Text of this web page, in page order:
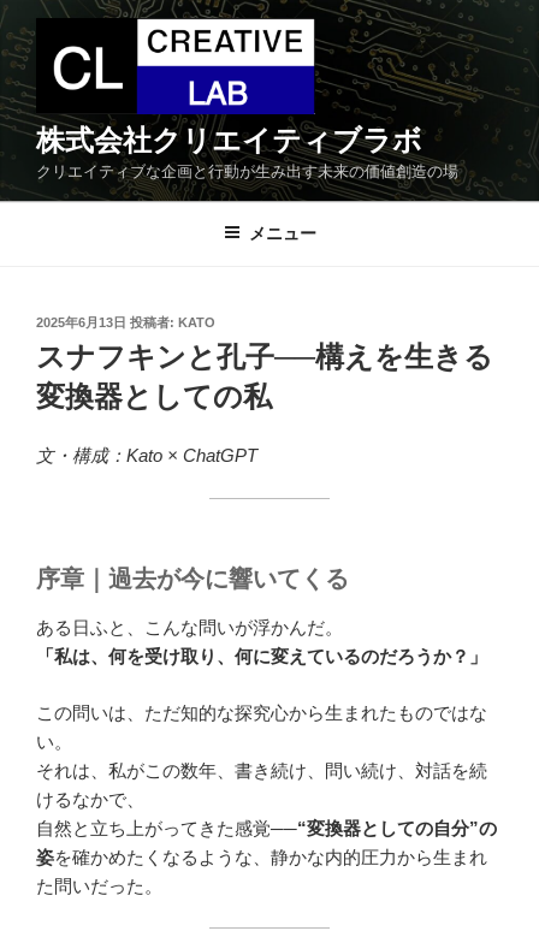
コ
ン
テ
ン
ツ
株式会社クリエイティブラボ
クリエイティブな企画と行動が生み出す未来の価値創造の場
メニュー
投
稿
日:
2025年6月13日 投稿者: KATO
スナフキンと孔子──構えを生きる
変換器としての私
文・構成：Kato × ChatGPT
序章｜過去が今に響いてくる
ある日ふと、こんな問いが浮かんだ。
「私は、何を受け取り、何に変えているのだろうか？」
この問いは、ただ知的な探究心から生まれたものではな
い。
それは、私がこの数年、書き続け、問い続け、対話を続
けるなかで、
自然と立ち上がってきた感覚──“変換器としての自分”の
姿を確かめたくなるような、静かな内的圧力から生まれ
た問いだった。